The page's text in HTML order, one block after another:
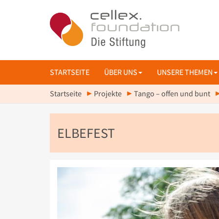
STARTSEITE ÜBER UNS UNSERE THEMEN
Startseite Projekte Tango – offen und bunt
ELBEFEST